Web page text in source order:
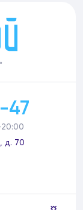
47
д. 70